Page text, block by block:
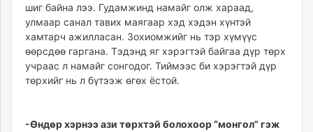
шиг байна лээ. Гудамжинд намайг олж хараад,
улмаар санал тавих маягаар хэд хэдэн хүнтэй
хамтарч ажилласан. Зохиомжийг нь тэр хүмүүс
өөрсдөө гаргана. Тэдэнд яг хэрэгтэй байгаа дүр төрх
учраас л намайг сонгодог. Тиймээс би хэрэгтэй дүр
төрхийг нь л бүтээж өгөх ёстой.
-Өндөр хэрнээ ази төрхтэй болохоор “монгол” гэж